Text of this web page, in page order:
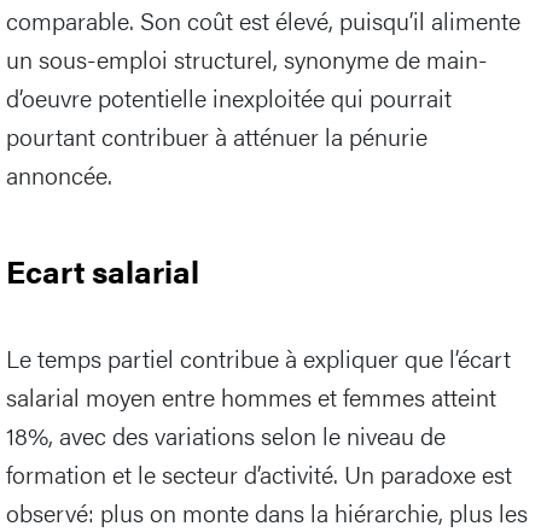
comparable. Son coût est élevé, puisqu’il alimente
un sous-emploi structurel, synonyme de main-
d’oeuvre potentielle inexploitée qui pourrait
pourtant contribuer à atténuer la pénurie
annoncée.
Ecart salarial
Le temps partiel contribue à expliquer que l’écart
salarial moyen entre hommes et femmes atteint
18%, avec des variations selon le niveau de
formation et le secteur d’activité. Un paradoxe est
observé: plus on monte dans la hiérarchie, plus les